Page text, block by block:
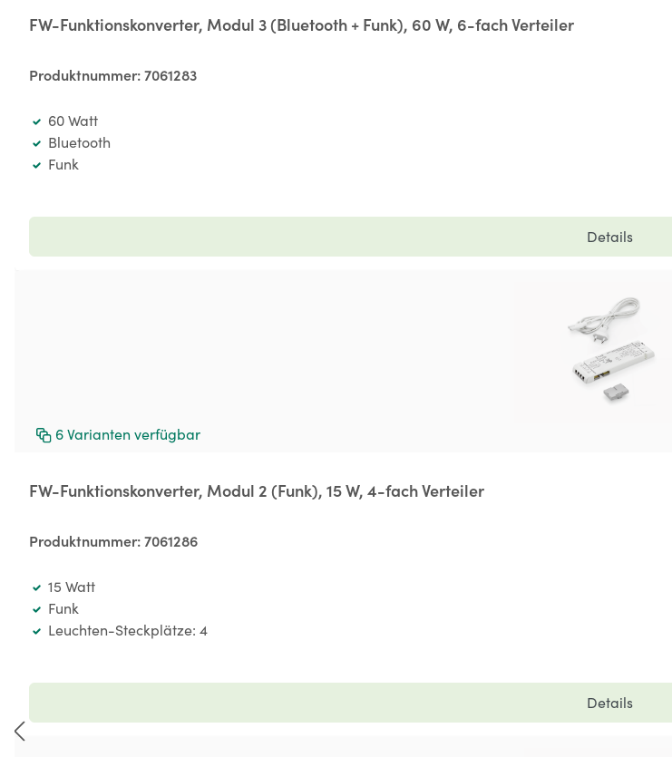
FW-Funktionskonverter, Modul 3 (Bluetooth + Funk), 60 W, 6-fach Verteiler
Produktnummer:7061283
60 Watt
Bluetooth
Funk
Details
6 Varianten verfügbar
FW-Funktionskonverter, Modul 2 (Funk), 15 W, 4-fach Verteiler
Produktnummer:7061286
15 Watt
Funk
Leuchten-Steckplätze: 4
Details